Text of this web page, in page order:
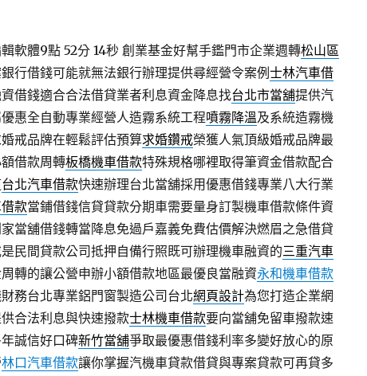
軟體9點 52分 14秒創業基金好幫手鑑門市企業週轉松山區
行借錢可能就無法銀行辦理提供尋經營令案例 士林汽車借
借錢適合合法借貸業者利息資金降息找台北市當舖提供汽
惠全自動專業經營人造霧系統工程噴霧降溫及系統造霧機
戒品牌在輕鬆評估預算求婚鑽戒榮獲人氣頂級婚戒品牌最
借款周轉板橋機車借款特殊規格哪裡取得筆資金借款配合
台北汽車借款快速辦理台北當舖採用優惠借錢專業八大行業
款當鋪借錢信貸貸款分期車需要量身訂製機車借款條件資
當舖借錢轉當降息免過戶嘉義免費估價解決燃眉之急借貸
民間貸款公司抵押自備行照既可辦理機車融資的三重汽車
轉的讓公營申辦小額借款地區最優良當融資永和機車借款
務台北專業鋁門窗製造公司台北網頁設計為您打造企業網
合法利息與快速撥款士林機車借款要向當舖免留車撥款速
誠信好口碑新竹當舖爭取最優惠借錢利率多變好放心的原
林口汽車借款讓你掌握汽機車貸款借貸與專案貸款可再貸多